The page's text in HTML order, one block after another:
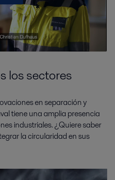
los sectores
en separación y
tiene una amplia presencia
industriales. ¿Quiere saber
la circularidad en sus